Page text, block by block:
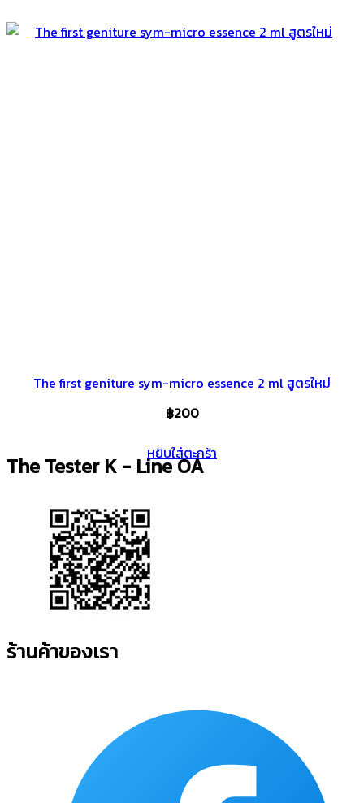
The first geniture sym-micro essence 2 ml สูตรใหม่
฿200
หยิบใส่ตะกร้า
The Tester K - Line OA
ร้านค้าของเรา